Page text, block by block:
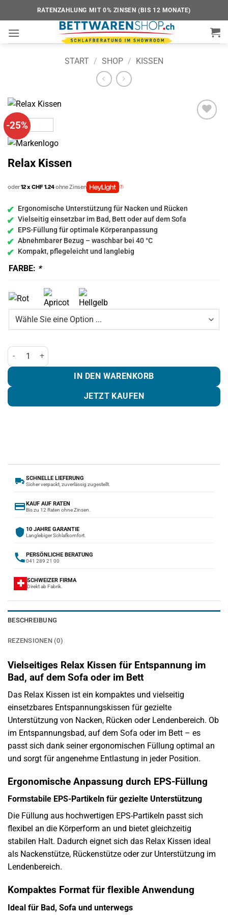
Inhalt
springen
RATENZAHLUNG MIT 0% ZINSEN (BIS 12 MONATE)
START / SHOP / KISSEN
-25%
Relax Kissen
oder12 x CHF 1.24ohne Zinsen
Ergonomische Unterstützung für Nacken und Rücken
Vielseitig einsetzbar im Bad, Bett oder auf dem Sofa
EPS-Füllung für optimale Körperanpassung
Abnehmbarer Bezug – waschbar bei 40 °C
Kompakt, pflegeleicht und langlebig
FARBE: *
Relax Kissen Menge
IN DEN WARENKORB
JETZT KAUFEN
SCHNELLE LIEFERUNG
Sicher verpackt, zuverlässig zugestellt.
KAUF AUF RATEN
Bis zu 12 Raten ohne Zinsen.
10 JAHRE GARANTIE
Langlebiger Schlafkomfort.
PERSÖNLICHE BERATUNG
041 289 21 00
✚ SCHWEIZER FIRMA
Direkt ab Fabrik.
BESCHREIBUNG
REZENSIONEN (0)
Vielseitiges Relax Kissen für Entspannung im
Bad, auf dem Sofa oder im Bett
Das Relax Kissen ist ein kompaktes und vielseitig
einsetzbares Entspannungskissen für gezielte
Unterstützung von Nacken, Rücken oder Lendenbereich. Ob
im Entspannungsbad, auf dem Sofa oder im Bett – es
passt sich dank seiner ergonomischen Füllung optimal an
und sorgt für angenehme Entlastung in jeder Position.
Ergonomische Anpassung durch EPS-Füllung
Formstabile EPS-Partikeln für gezielte Unterstützung
Die Füllung aus hochwertigen EPS-Partikeln passt sich
flexibel an die Körperform an und bietet gleichzeitig
stabilen Halt. Dadurch eignet sich das Relax Kissen ideal
als Nackenstütze, Rückenstütze oder zur Unterstützung im
Lendenbereich.
Kompaktes Format für flexible Anwendung
Ideal für Bad, Sofa und unterwegs